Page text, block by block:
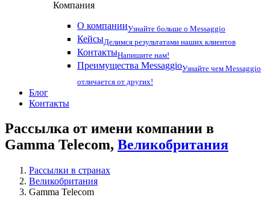
Компания
О компанииУзнайте больше о Messaggio
КейсыДелимся результатами наших клиентов
КонтактыНапишите нам!
Преимущества MessaggioУзнайте чем Messaggio
отличается от других!
Блог
Контакты
Рассылка от имени компании в
Gamma Telecom, Великобритания
Рассылки в странах
Великобритания
Gamma Telecom